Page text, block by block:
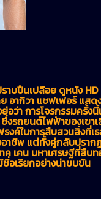
าบปืนเปลือย ดูหนัง
อากิวา แชฟเฟอร์ แสด
อว่า การโจรกรรมครั้
รถยนต์ไฟฟ้าของเขา
งค์ในการสืบสวนสิ่งที่เ
าชีพ แต่ทั้งคู่กลับปราก
ค เคน มหาเศรษฐีที่สื
อเรียกอย่างน่าขบขัน